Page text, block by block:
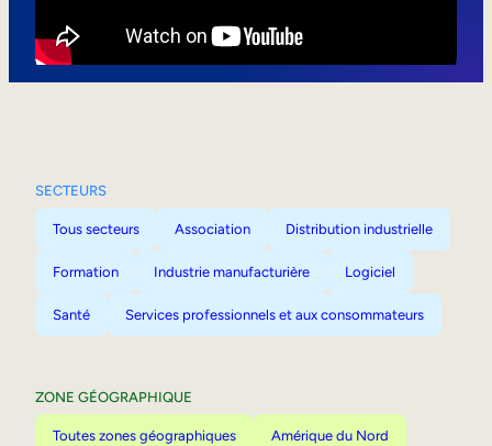
SECTEURS
Tous secteurs Association Distribution industrielle
Formation Industrie manufacturière Logiciel
Santé Services professionnels et aux consommateurs
ZONE GÉOGRAPHIQUE
Toutes zones géographiques Amérique du Nord